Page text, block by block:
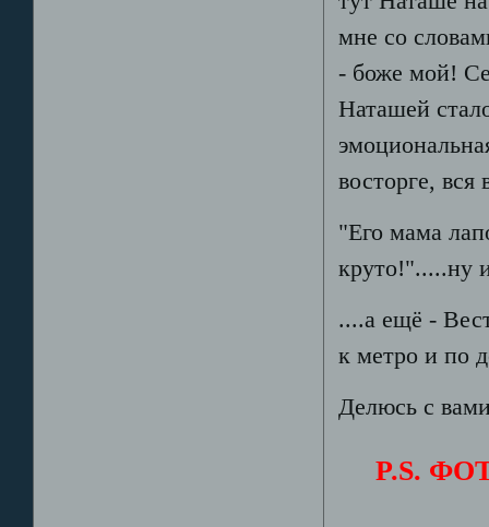
мне со
- боже мой!
Наташей
восторге,
"Его мама
круто!".....ну
....а ещё -
к метро и по
Делюсь с
P.S.